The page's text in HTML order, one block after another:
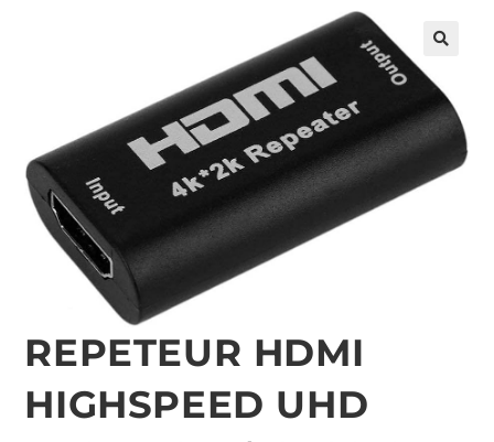
REPETEUR HDMI
HIGHSPEED UHD